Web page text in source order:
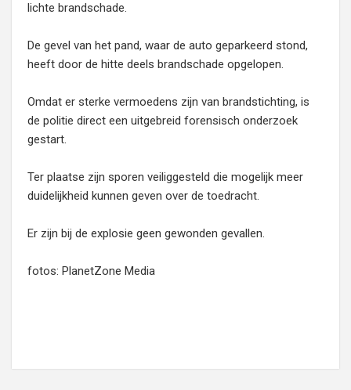
lichte brandschade.
De gevel van het pand, waar de auto geparkeerd stond,
heeft door de hitte deels brandschade opgelopen.
Omdat er sterke vermoedens zijn van brandstichting, is
de politie direct een uitgebreid forensisch onderzoek
gestart.
Ter plaatse zijn sporen veiliggesteld die mogelijk meer
duidelijkheid kunnen geven over de toedracht.
Er zijn bij de explosie geen gewonden gevallen.
fotos: PlanetZone Media